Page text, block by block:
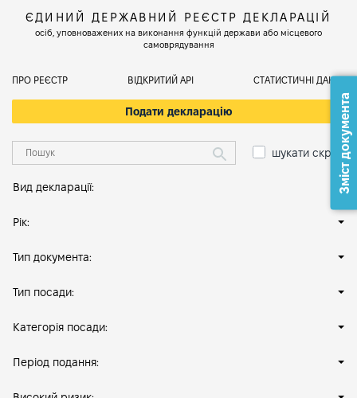
ЄДИНИЙ ДЕРЖАВНИЙ РЕЄСТР ДЕКЛАРАЦІЙ
осіб, уповноважених на виконання функцій держави або місцевого
самоврядування
ПРО РЕЄСТР ВІДКРИТИЙ АРІ СТАТИСТИЧНІ ДАНІ
Подати декларацію
шукати скрізь
Вид декларації:
Рік:
Тип документа:
Тип посади:
Категорія посади:
Період подання:
Зміст документа